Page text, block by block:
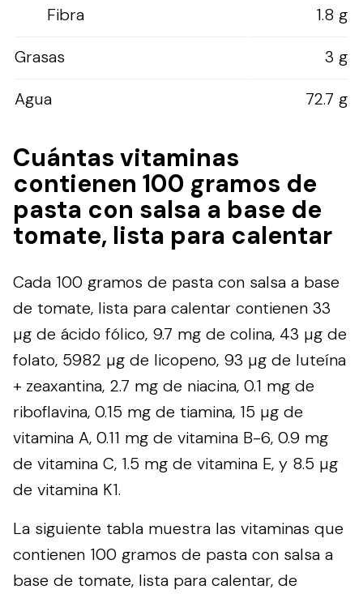
Fibra
1.8 g
Grasas
3 g
Agua
72.7 g
Cuántas vitaminas
contienen 100 gramos de
pasta con salsa a base de
tomate, lista para calentar
Cada 100 gramos de pasta con salsa a base
de tomate, lista para calentar contienen 33
µg de ácido fólico, 9.7 mg de colina, 43 µg de
folato, 5982 µg de licopeno, 93 µg de luteína
+ zeaxantina, 2.7 mg de niacina, 0.1 mg de
riboflavina, 0.15 mg de tiamina, 15 µg de
vitamina A, 0.11 mg de vitamina B-6, 0.9 mg
de vitamina C, 1.5 mg de vitamina E, y 8.5 µg
de vitamina K1.
La siguiente tabla muestra las vitaminas que
contienen 100 gramos de pasta con salsa a
base de tomate, lista para calentar, de